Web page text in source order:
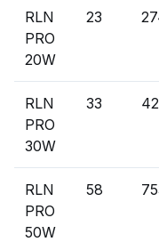
RLN
PRO
20W
23
RLN
PRO
30W
33
RLN
PRO
50W
58